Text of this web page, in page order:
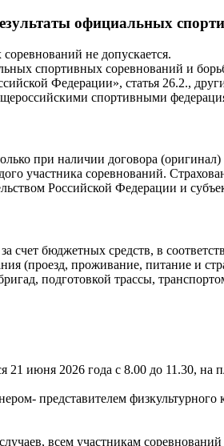
официальных
не допускается.
спортивных соревнований и
Федерации», статья 26.2.,
спортивными
при наличии договора
участника соревнований.
Российской Федерации и
счет бюджетных средств, в
(проезд, проживание, питание и
подготовкой трассы,
июня 2026 года с 8.00 до 11.30, на
представителем
всем участникам